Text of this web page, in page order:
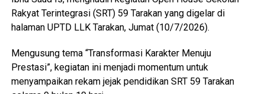
Bagikan ke
Messenger
Rakyat Terintegrasi (SRT) 59 Tarakan yang digelar di
halaman UPTD LLK Tarakan, Jumat (10/7/2026).
Mengusung tema “Transformasi Karakter Menuju
Prestasi”, kegiatan ini menjadi momentum untuk
menyampaikan rekam jejak pendidikan SRT 59 Tarakan